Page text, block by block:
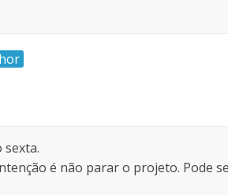
sexta.
é não parar o projeto. Pode